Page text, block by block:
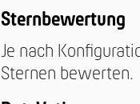
Sternbewertung
Je nach
Sternen bewerten.